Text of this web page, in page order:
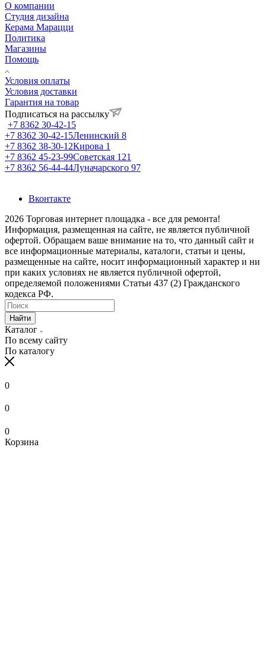
О компании
Студия дизайна
Керама Марацци
Политика
Магазины
Помощь
Условия оплаты
Условия доставки
Гарантия на товар
Подписаться на рассылку
+7 8362 30-42-15
+7 8362 30-42-15Ленинский 8
+7 8362 38-30-12Кирова 1
+7 8362 45-23-99Советская 121
+7 8362 56-44-44Луначарского 97
Вконтакте
2026 Торговая интернет площадка - все для ремонта!
Информация, размещенная на сайте, не является публичной
офертой. Обращаем ваше внимание на то, что данный сайт и
все информационные материалы, каталоги, статьи и цены,
размещенные на сайте, носит информационный характер и ни
при каких условиях не является публичной офертой,
определяемой положениями Статьи 437 (2) Гражданского
кодекса РФ.
Найти
Каталог
По всему сайту
По каталогу
0
0
0
Корзина